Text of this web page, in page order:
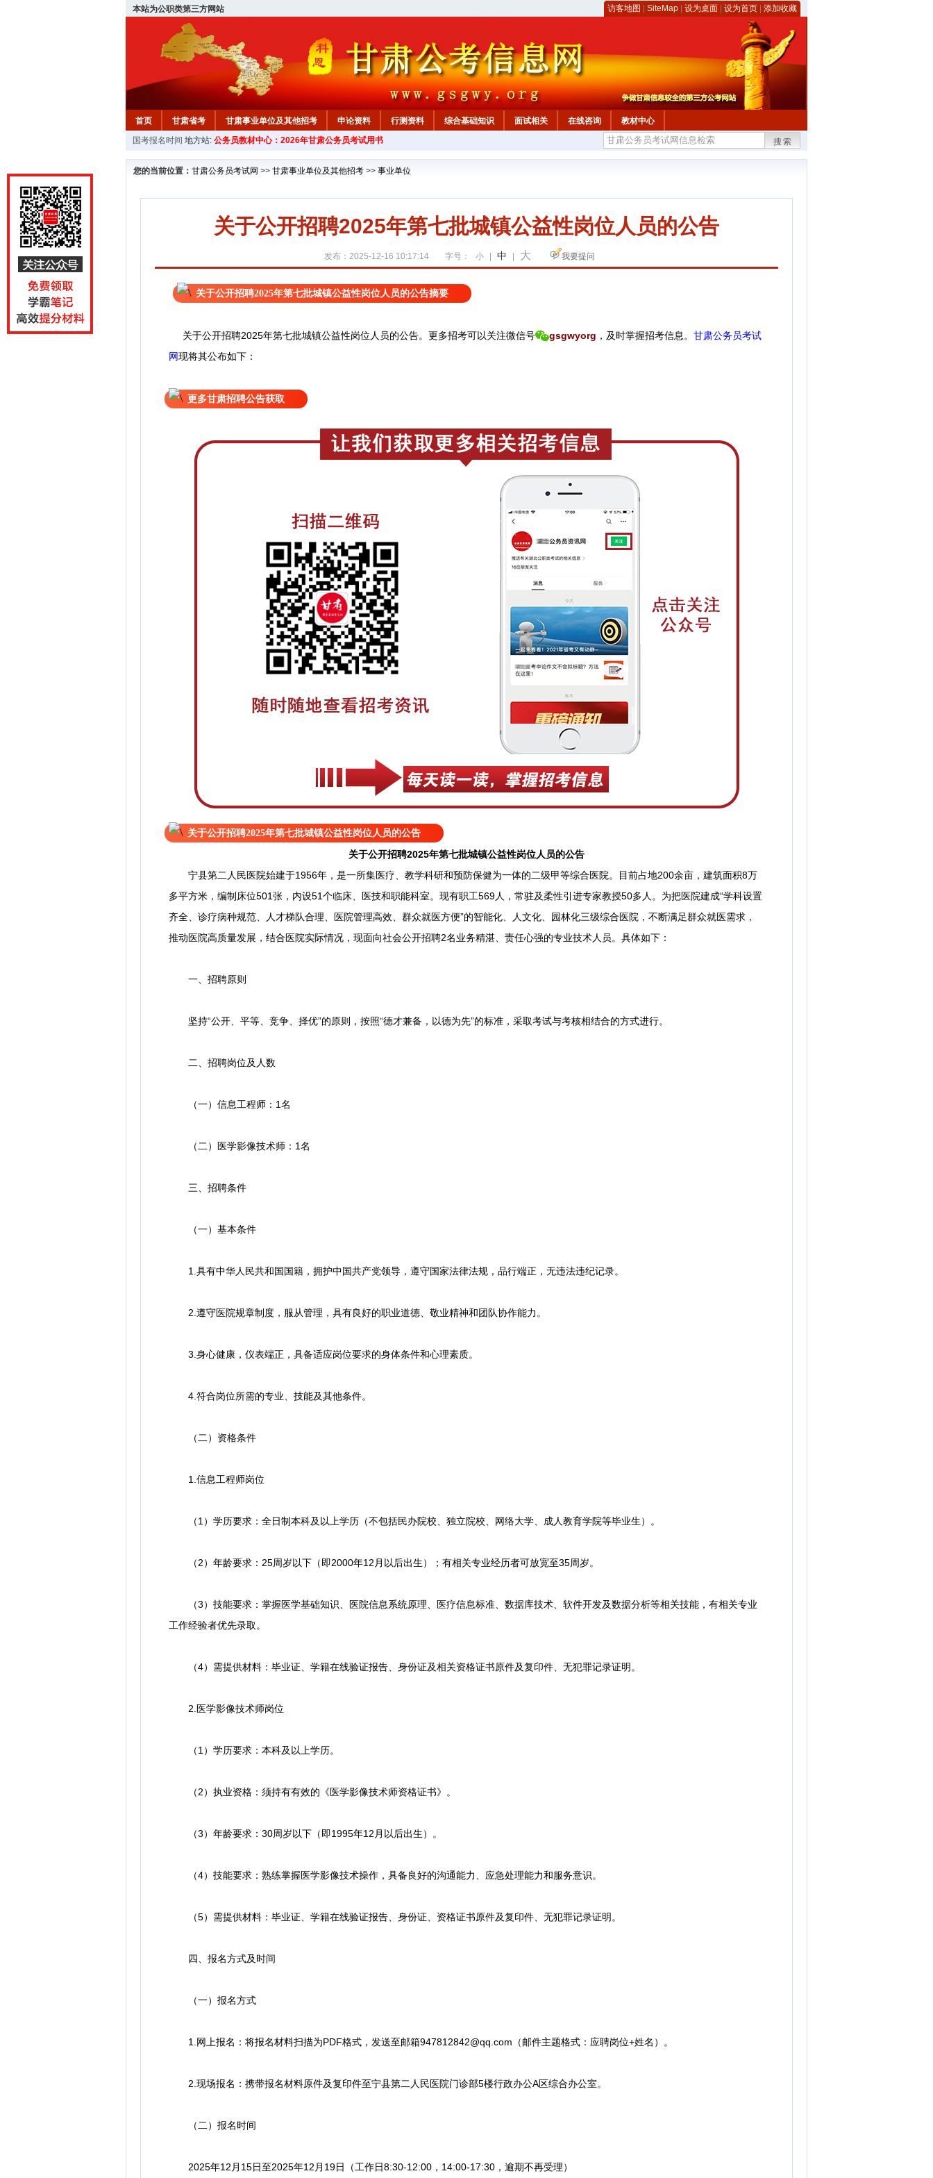
本站为公职类第三方网站 访客地图 SiteMap 设为桌面 设为首页 添加收藏
首页 甘肃省考 甘肃事业单位及其他招考 申论资料 行测资料 综合基础知识 面试相关 在线咨询
教材中心
国考报名时间 地方站: 公务员教材中心：2026年甘肃公务员考试用书 搜索
您的当前位置： 甘肃公务员考试网 >> 甘肃事业单位及其他招考 >> 事业单位
关于公开招聘2025年第七批城镇公益性岗位人员的公告
发布：2025-12-16 10:17:14 字号： 小 中 大 我要提问
关于公开招聘2025年第七批城镇公益性岗位人员的公告摘要
关于公开招聘2025年第七批城镇公益性岗位人员的公告。 更多招考可以关注微信号 gsgwyorg ， 及时掌握招考信息。 甘肃公务员考试
网现将其公布如下：
更多甘肃招聘公告获取
关于公开招聘2025年第七批城镇公益性岗位人员的公告
关于公开招聘2025年第七批城镇公益性岗位人员的公告
宁县第二人民医院始建于1956年，是一所集医疗、教学科研和预防保健为一体的二级甲等综合医院。目前占地200余亩，建筑面积8万
多平方米，编制床位501张，内设51个临床、医技和职能科室。现有职工569人，常驻及柔性引进专家教授50多人。为把医院建成“学科设置
齐全、诊疗病种规范、人才梯队合理、医院管理高效、群众就医方便”的智能化、人文化、园林化三级综合医院，不断满足群众就医需求，
推动医院高质量发展，结合医院实际情况，现面向社会公开招聘2名业务精湛、责任心强的专业技术人员。具体如下：
一、招聘原则
坚持“公开、平等、竞争、择优”的原则，按照“德才兼备，以德为先”的标准，采取考试与考核相结合的方式进行。
二、招聘岗位及人数
（一）信息工程师：1名
（二）医学影像技术师：1名
三、招聘条件
（一）基本条件
1.具有中华人民共和国国籍，拥护中国共产党领导，遵守国家法律法规，品行端正，无违法违纪记录。
2.遵守医院规章制度，服从管理，具有良好的职业道德、敬业精神和团队协作能力。
3.身心健康，仪表端正，具备适应岗位要求的身体条件和心理素质。
4.符合岗位所需的专业、技能及其他条件。
（二）资格条件
1.信息工程师岗位
（1）学历要求：全日制本科及以上学历（不包括民办院校、独立院校、网络大学、成人教育学院等毕业生）。
（2）年龄要求：25周岁以下（即2000年12月以后出生）；有相关专业经历者可放宽至35周岁。
（3）技能要求：掌握医学基础知识、医院信息系统原理、医疗信息标准、数据库技术、软件开发及数据分析等相关技能，有相关专业
工作经验者优先录取。
（4）需提供材料：毕业证、学籍在线验证报告、身份证及相关资格证书原件及复印件、无犯罪记录证明。
2.医学影像技术师岗位
（1）学历要求：本科及以上学历。
（2）执业资格：须持有有效的《医学影像技术师资格证书》。
（3）年龄要求：30周岁以下（即1995年12月以后出生）。
（4）技能要求：熟练掌握医学影像技术操作，具备良好的沟通能力、应急处理能力和服务意识。
（5）需提供材料：毕业证、学籍在线验证报告、身份证、资格证书原件及复印件、无犯罪记录证明。
四、报名方式及时间
（一）报名方式
1.网上报名：将报名材料扫描为PDF格式，发送至邮箱947812842@qq.com（邮件主题格式：应聘岗位+姓名）。
2.现场报名：携带报名材料原件及复印件至宁县第二人民医院门诊部5楼行政办公A区综合办公室。
（二）报名时间
2025年12月15日至2025年12月19日（工作日8:30-12:00，14:00-17:30，逾期不再受理）